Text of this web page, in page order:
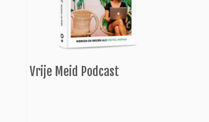
Vrije Meid Podcast